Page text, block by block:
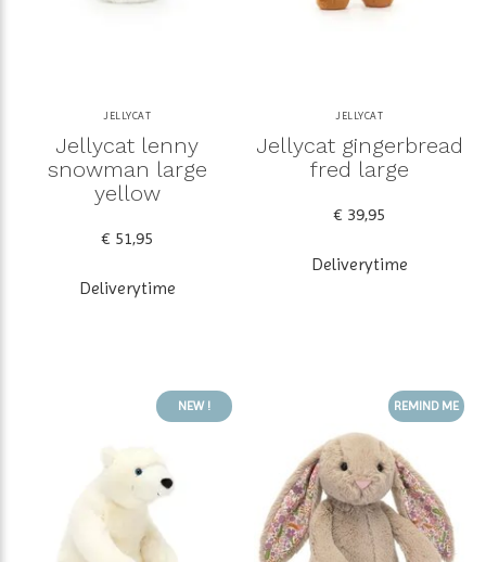
JELLYCAT
Jellycat lenny
snowman large
yellow
€ 51,95
Deliverytime
JELLYCAT
Jellycat gingerbread
fred large
€ 39,95
Deliverytime
NEW ! REMIND ME